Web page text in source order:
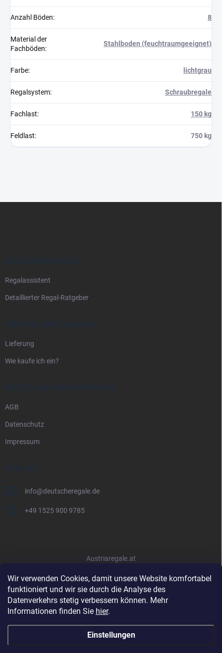
Wir verwenden Cookies, damit unsere Website komfortabel
funktioniert und wir sie durch die Analyse des
Datenverkehrs stetig verbessern können. Mehr
Informationen finden Sie hier.
Einstellungen
Anzahl Böden: 8
Material der
Fachböden:
Stahlboden (feuchtraumgeeignet)
Farbe: lichtgrau
Regalsystem: Schraubregale
Fachlast: 150 kg
Feldlast: 750 kg
ALLES ÜBER REGALE
Regalassistent
Detaillierter Regal-Ratgeber
VERSAND UND ZAHLUNG
Lieferung
Wie kaufe ich ein?
RECHTLICHE INFORMATIONEN
AGB
Datenschutz
Impressum
KONTAKT
info@deutscheregale.de
+49 1525 900 9785
Austriaregale.at